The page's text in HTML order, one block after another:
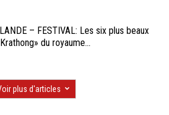
– FESTIVAL: Les six plus beaux
du royaume...
plus d'articles